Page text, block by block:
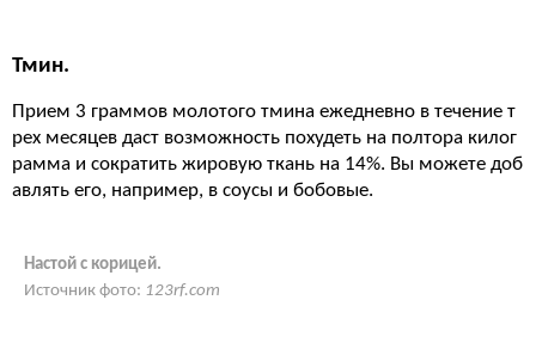
Тмин.
Прием 3 граммов молотого тмина ежедневно в течение т
рех месяцев даст возможность похудеть на полтора килог
рамма и сократить жировую ткань на 14%. Вы можете доб
авлять его, например, в соусы и бобовые.
Настой с корицей.
Источник фото: 123rf.com